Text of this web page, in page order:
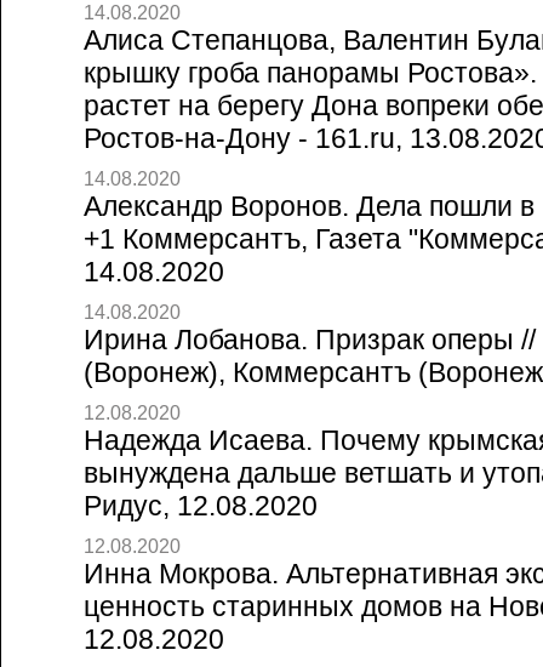
14.08.2020
Алиса Степанцова, Валентин
крышку гроба панорамы
растет на берегу Дона вопреки
Ростов-на-Дону - 161.ru,
14.08.2020
Александр Воронов. Дела пошли в
+1 Коммерсантъ, Газета
14.08.2020
14.08.2020
Ирина Лобанова. Призрак оперы
(Воронеж), Коммерсантъ
12.08.2020
Надежда Исаева. Почему
вынуждена дальше ветшать и
Ридус, 12.08.2020
12.08.2020
Инна Мокрова. Альтернативная
ценность старинных домов на
12.08.2020